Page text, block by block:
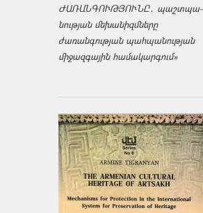
ԺԱՌԱՆԳՈՒԹՅՈՒՆԸ․ պաշտպա­
նության մեխանիզմները
ժառանգության պահպանության
միջազ­գային համակարգում»